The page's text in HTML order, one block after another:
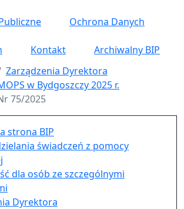
Ochrona Danych
Kontakt
Archiwalny BIP
Zarządzenia Dyrektora
w Bydgoszczy 2025 r.
75/2025
pionowe
strona BIP
świadczeń z pomocy
dla osób ze szczególnymi
Dyrektora